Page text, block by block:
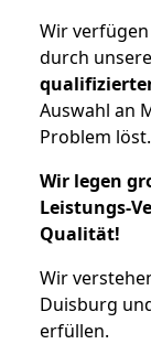
Wir
durch
Auswahl an
Problem löst.
Wir legen
Leistungs-
Qualität!
Wir
Duisburg
erfüllen.